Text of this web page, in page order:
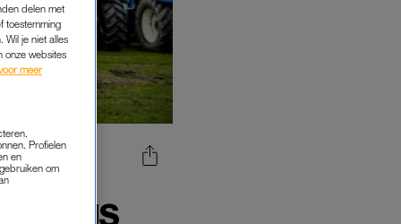
delen met
toestemming
Wil je niet alles
onze websites
meer
Profielen
en
om